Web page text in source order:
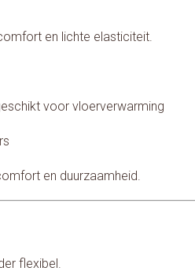
en lichte elasticiteit.
voor vloerverwarming
en duurzaamheid.
flexibel.